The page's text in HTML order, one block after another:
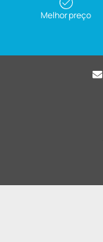
Melhor preço